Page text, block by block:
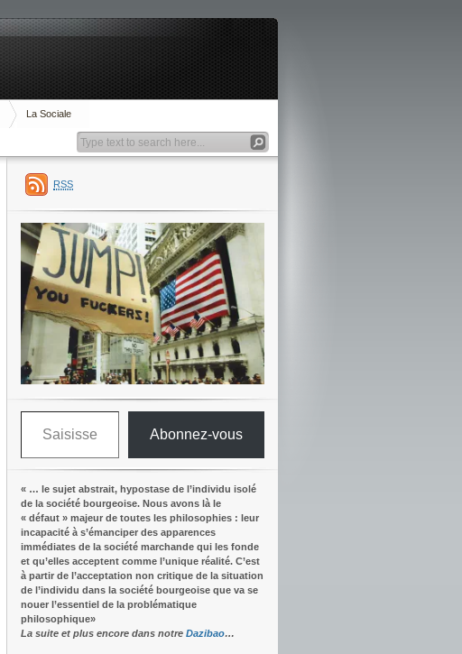
La Sociale
RSS
Saisissez votre adresse e-mail…
Abonnez-vous
« … le sujet abstrait, hypostase de l’individu isolé
de la société bourgeoise. Nous avons là le
« défaut » majeur de toutes les philosophies : leur
incapacité à s’émanciper des apparences
immédiates de la société marchande qui les fonde
et qu’elles acceptent comme l’unique réalité. C’est
à partir de l’acceptation non critique de la situation
de l’individu dans la société bourgeoise que va se
nouer l’essentiel de la problématique
philosophique»
La suite et plus encore dans notre Dazibao…